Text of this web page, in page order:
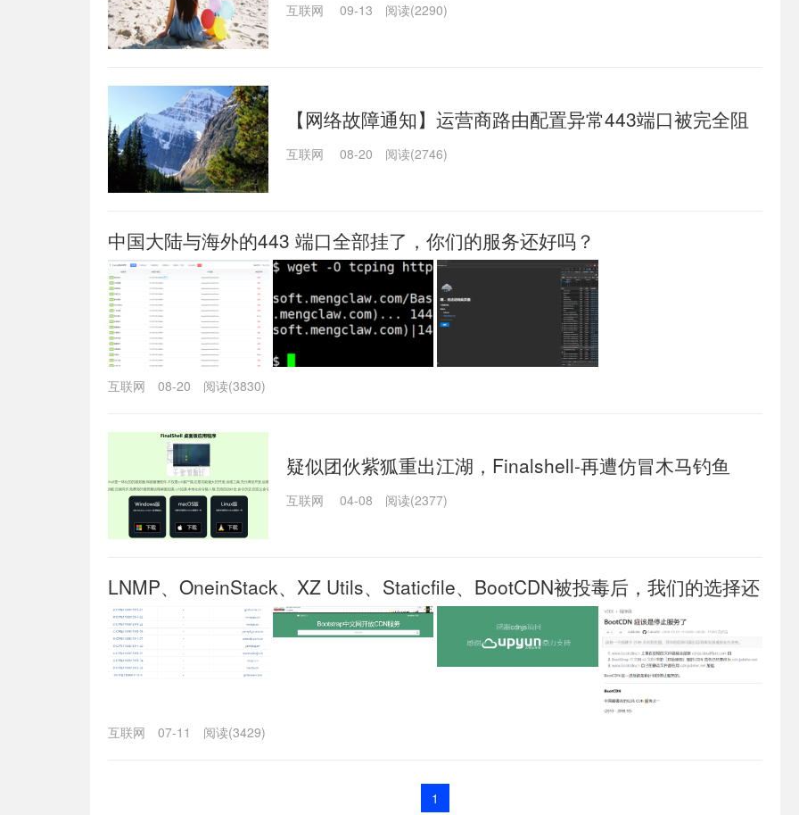
互联网 09-13 阅读(2290)
【网络故障通知】运营商路由配置异常443端口被完全阻
互联网 08-20 阅读(2746)
中国大陆与海外的443 端口全部挂了，你们的服务还好吗？
互联网 08-20 阅读(3830)
疑似团伙紫狐重出江湖，Finalshell-再遭仿冒木马钓鱼
互联网 04-08 阅读(2377)
LNMP、OneinStack、XZ Utils、Staticfile、BootCDN被投毒后，我们的选择还
剩下哪些？
互联网 07-11 阅读(3429)
1